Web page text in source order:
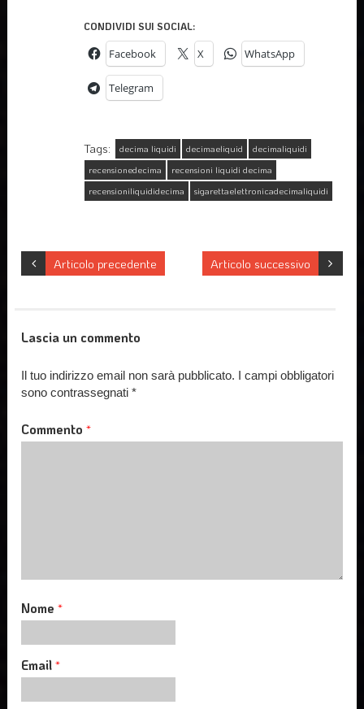
CONDIVIDI SUI SOCIAL:
Facebook X WhatsApp
Telegram
Tags: decima liquidi decimaeliquid
decimaliquidi
recensionedecima
recensioni liquidi decima
recensioniliquididecima
sigarettaelettronicadecimaliquidi
Articolo successivo
Articolo precedente
Lascia un commento
Il tuo indirizzo email non sarà pubblicato. I campi obbligatori
sono contrassegnati*
Commento*
Nome*
Email*